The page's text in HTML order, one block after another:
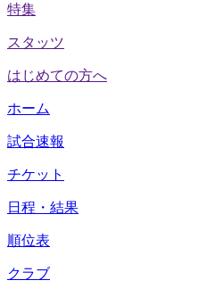
特集
スタッツ
はじめての方へ
ホーム
試合速報
チケット
日程・結果
順位表
クラブ